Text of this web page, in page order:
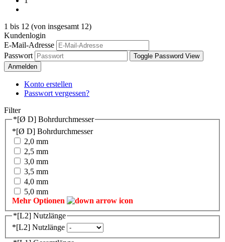
1 bis 12 (von insgesamt 12)
Kundenlogin
E-Mail-Adresse
Passwort
Toggle Password View
Anmelden
Konto erstellen
Passwort vergessen?
Filter
*[Ø D] Bohrdurchmesser
*[Ø D] Bohrdurchmesser
2,0 mm
2,5 mm
3,0 mm
3,5 mm
4,0 mm
5,0 mm
Mehr Optionen
*[L2] Nutzlänge
*[L2] Nutzlänge